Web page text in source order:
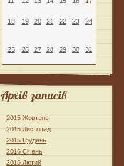
18 19 20 21 22 23 24
25 26 27 28 29 30 31
Архів записів
2015 Жовтень
2015 Листопад
2015 Грудень
2016 Січень
2016 Лютий